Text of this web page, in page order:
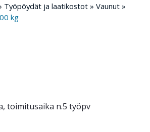
Työpöydät ja laatikostot » Vaunut »
kg
toimitusaika n.5 työpv